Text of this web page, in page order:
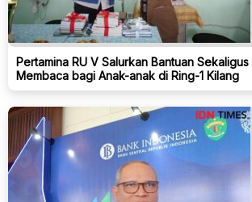
Pertamina RU V Salurkan Bantuan
Membaca bagi Anak-anak di Ring-1 Kilang